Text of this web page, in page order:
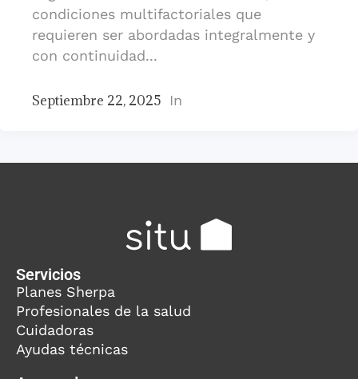
condiciones multifactoriales que
requieren ser abordadas integralmente y
con continuidad...
Septiembre 22, 2025 In
Servicios
Planes Sherpa
Profesionales de la salud
Cuidadoras
Ayudas técnicas